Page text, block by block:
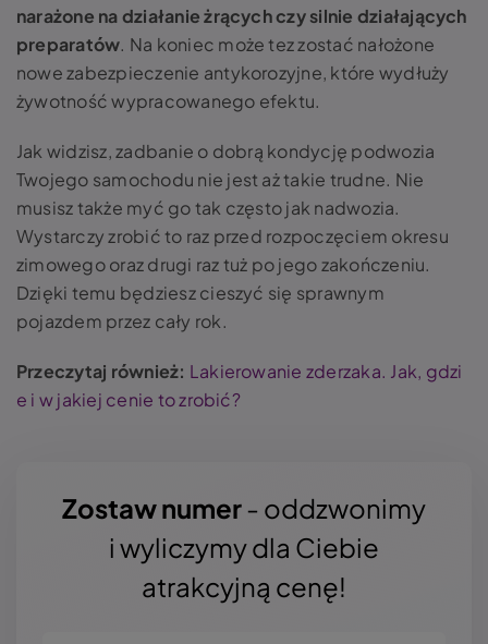
narażone na działanie żrących czy silnie działających
preparatów. Na koniec może tez zostać nałożone
nowe zabezpieczenie antykorozyjne, które wydłuży
żywotność wypracowanego efektu.
Jak widzisz, zadbanie o dobrą kondycję podwozia
Twojego samochodu nie jest aż takie trudne. Nie
musisz także myć go tak często jak nadwozia.
Wystarczy zrobić to raz przed rozpoczęciem okresu
zimowego oraz drugi raz tuż po jego zakończeniu.
Dzięki temu będziesz cieszyć się sprawnym
pojazdem przez cały rok.
Przeczytaj również: Lakierowanie zderzaka. Jak, gdzi
e i w jakiej cenie to zrobić?
Zostaw numer- oddzwonimy
i wyliczymy dla Ciebie
atrakcyjną cenę!